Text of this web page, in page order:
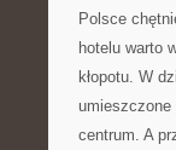
Polsce
hotelu warto
kłopotu. W
centrum. A